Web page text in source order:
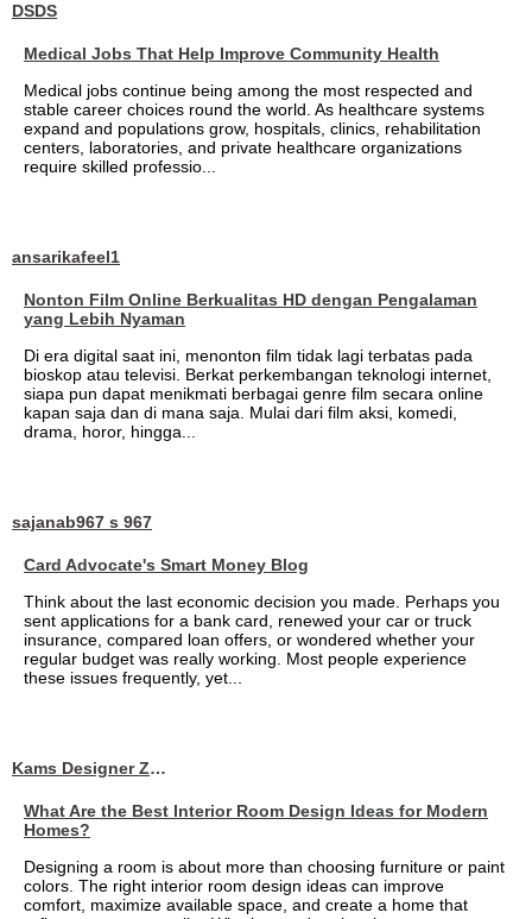
DSDS
Medical Jobs That Help Improve Community Health
Medical jobs continue being among the most respected and
stable career choices round the world. As healthcare systems
expand and populations grow, hospitals, clinics, rehabilitation
centers, laboratories, and private healthcare organizations
require skilled professio...
ansarikafeel1
Nonton Film Online Berkualitas HD dengan Pengalaman
yang Lebih Nyaman
Di era digital saat ini, menonton film tidak lagi terbatas pada
bioskop atau televisi. Berkat perkembangan teknologi internet,
siapa pun dapat menikmati berbagai genre film secara online
kapan saja dan di mana saja. Mulai dari film aksi, komedi,
drama, horor, hingga...
sajanab967 s 967
Card Advocate's Smart Money Blog
Think about the last economic decision you made. Perhaps you
sent applications for a bank card, renewed your car or truck
insurance, compared loan offers, or wondered whether your
regular budget was really working. Most people experience
these issues frequently, yet...
Kams Designer Zone
What Are the Best Interior Room Design Ideas for Modern
Homes?
Designing a room is about more than choosing furniture or paint
colors. The right interior room design ideas can improve
comfort, maximize available space, and create a home that